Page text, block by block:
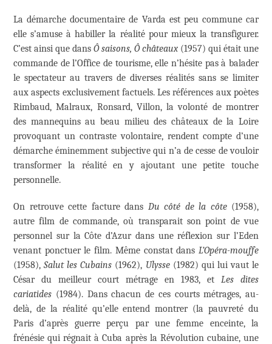
La démarche documentaire de Varda est peu commune car
elle s’amuse à habiller la réalité pour mieux la transfigurer.
C’est ainsi que dans Ô saisons, Ô châteaux (1957) qui était une
commande de l’Office de tourisme, elle n’hésite pas à balader
le spectateur au travers de diverses réalités sans se limiter
aux aspects exclusivement factuels. Les références aux poètes
Rimbaud, Malraux, Ronsard, Villon, la volonté de montrer
des mannequins au beau milieu des châteaux de la Loire
provoquant un contraste volontaire, rendent compte d’une
démarche éminemment subjective qui n’a de cesse de vouloir
transformer la réalité en y ajoutant une petite touche
personnelle.
On retrouve cette facture dans Du côté de la côte(1958),
autre film de commande, où transparait son point de vue
personnel sur la Côte d’Azur dans une réflexion sur l’Eden
venant ponctuer le film. Même constat dans L’Opéra-mouffe
(1958),Salut les Cubains (1962), Ulysse(1982) qui lui vaut le
César du meilleur court métrage en 1983, et Les dites
cariatides (1984). Dans chacun de ces courts métrages, au-
delà, de la réalité qu’elle entend montrer (la pauvreté du
Paris d’après guerre perçu par une femme enceinte, la
frénésie qui régnait à Cuba après la Révolution cubaine, une